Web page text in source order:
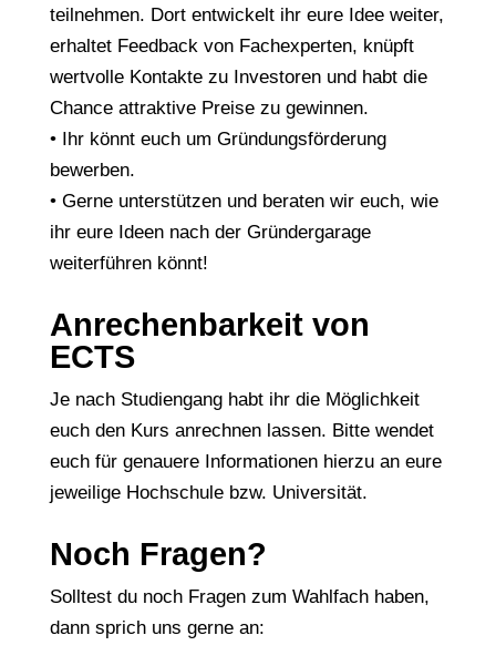
teilnehmen. Dort entwickelt ihr eure Idee weiter,
erhaltet Feedback von Fachexperten, knüpft
wertvolle Kontakte zu Investoren und habt die
Chance attraktive Preise zu gewinnen.
• Ihr könnt euch um Gründungsförderung
bewerben.
• Gerne unterstützen und beraten wir euch, wie
ihr eure Ideen nach der Gründergarage
weiterführen könnt!
Anrechenbarkeit von
ECTS
Je nach Studiengang habt ihr die Möglichkeit
euch den Kurs anrechnen lassen. Bitte wendet
euch für genauere Informationen hierzu an eure
jeweilige Hochschule bzw. Universität.
Noch Fragen?
Solltest du noch Fragen zum Wahlfach haben,
dann sprich uns gerne an: